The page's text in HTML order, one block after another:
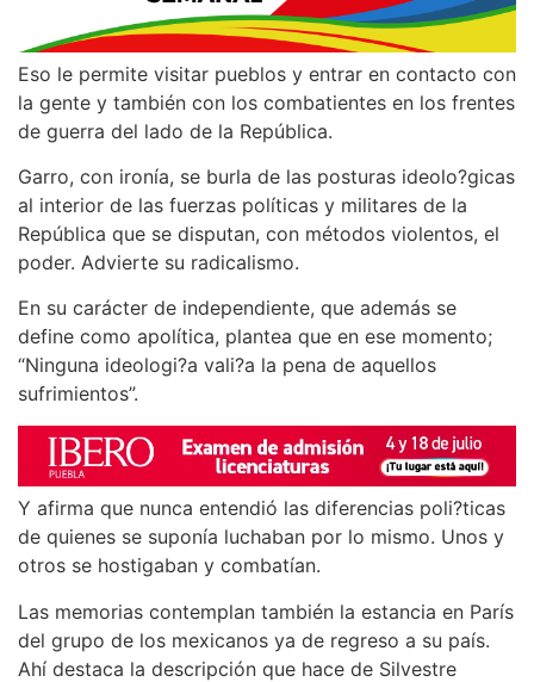
Eso le permite visitar pueblos y entrar en contacto con
la gente y también con los combatientes en los frentes
de guerra del lado de la República.
Garro, con ironía, se burla de las posturas ideolo?gicas
al interior de las fuerzas políticas y militares de la
República que se disputan, con métodos violentos, el
poder. Advierte su radicalismo.
En su carácter de independiente, que además se
define como apolítica, plantea que en ese momento;
“Ninguna ideologi?a vali?a la pena de aquellos
sufrimientos”.
Y afirma que nunca entendió las diferencias poli?ticas
de quienes se suponía luchaban por lo mismo. Unos y
otros se hostigaban y combatían.
Las memorias contemplan también la estancia en París
del grupo de los mexicanos ya de regreso a su país.
Ahí destaca la descripción que hace de Silvestre